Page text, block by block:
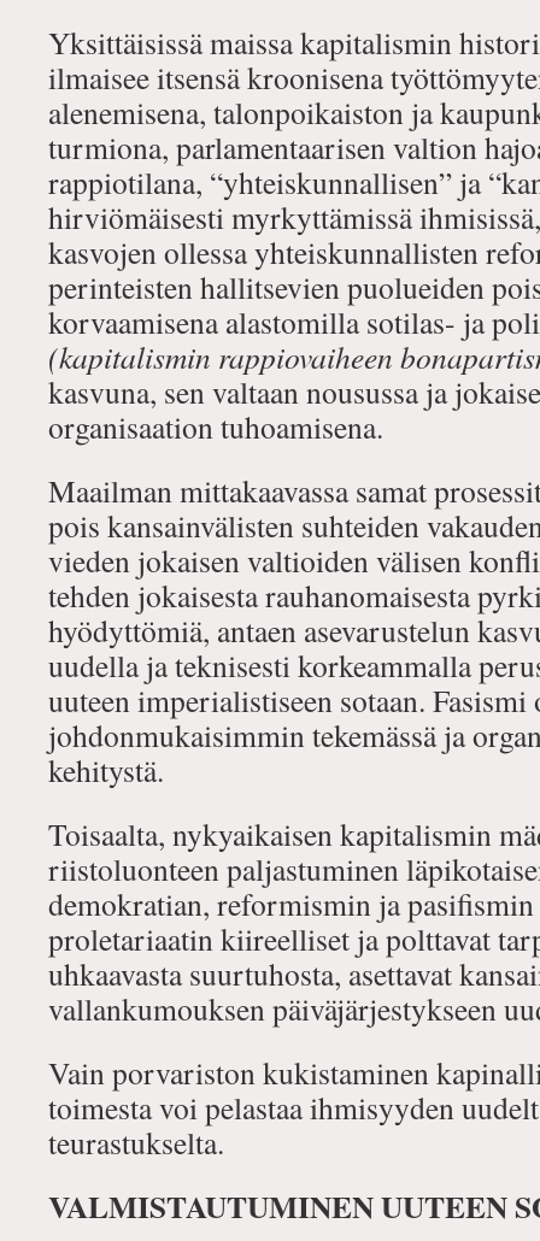
Yksittäisissä maissa kapitalismin
ilmaisee itsensä kroonisena
alenemisena, talonpoikaiston ja
turmiona, parlamentaarisen valtion
rappiotilana, “yhteiskunnallisen” ja
hirviömäisesti myrkyttämissä
kasvojen ollessa yhteiskunnallisten
perinteisten hallitsevien puolueiden
korvaamisena alastomilla sotilas- ja
(kapitalismin rappiovaiheen
kasvuna, sen valtaan nousussa ja
organisaation tuhoamisena.
Maailman mittakaavassa samat
pois kansainvälisten suhteiden
vieden jokaisen valtioiden välisen
tehden jokaisesta rauhanomaisesta
hyödyttömiä, antaen asevarustelun
uudella ja teknisesti korkeammalla
uuteen imperialistiseen sotaan.
johdonmukaisimmin tekemässä ja
kehitystä.
Toisaalta, nykyaikaisen kapitalismin
riistoluonteen paljastuminen
demokratian, reformismin ja
proletariaatin kiireelliset ja polttavat
uhkaavasta suurtuhosta, asettavat
vallankumouksen päiväjärjestykseen
Vain porvariston kukistaminen
toimesta voi pelastaa ihmisyyden
teurastukselta.
VALMISTAUTUMINEN UUTEEN